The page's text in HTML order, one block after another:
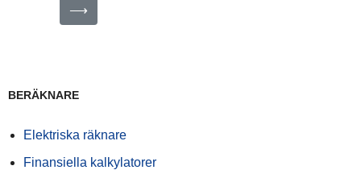
⟶
BERÄKNARE
Elektriska räknare
Finansiella kalkylatorer